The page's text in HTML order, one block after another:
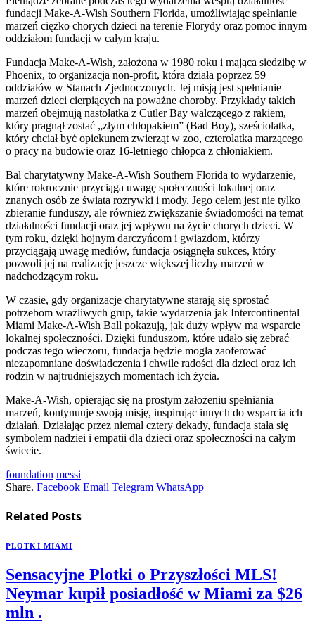
fundacji Make-A-Wish Southern Florida, umożliwiając spełnianie
marzeń ciężko chorych dzieci na terenie Florydy oraz pomoc innym
oddziałom fundacji w całym kraju.
Fundacja Make-A-Wish, założona w 1980 roku i mająca siedzibę w
Phoenix, to organizacja non-profit, która działa poprzez 59
oddziałów w Stanach Zjednoczonych. Jej misją jest spełnianie
marzeń dzieci cierpiących na poważne choroby. Przykłady takich
marzeń obejmują nastolatka z Cutler Bay walczącego z rakiem,
który pragnął zostać „złym chłopakiem” (Bad Boy), sześciolatka,
który chciał być opiekunem zwierząt w zoo, czterolatka marzącego
o pracy na budowie oraz 16-letniego chłopca z chłoniakiem.
Bal charytatywny Make-A-Wish Southern Florida to wydarzenie,
które rokrocznie przyciąga uwagę społeczności lokalnej oraz
znanych osób ze świata rozrywki i mody. Jego celem jest nie tylko
zbieranie funduszy, ale również zwiększanie świadomości na temat
działalności fundacji oraz jej wpływu na życie chorych dzieci. W
tym roku, dzięki hojnym darczyńcom i gwiazdom, którzy
przyciągają uwagę mediów, fundacja osiągnęła sukces, który
pozwoli jej na realizację jeszcze większej liczby marzeń w
nadchodzącym roku.
W czasie, gdy organizacje charytatywne starają się sprostać
potrzebom wrażliwych grup, takie wydarzenia jak Intercontinental
Miami Make-A-Wish Ball pokazują, jak duży wpływ ma wsparcie
lokalnej społeczności. Dzięki funduszom, które udało się zebrać
podczas tego wieczoru, fundacja będzie mogła zaoferować
niezapomniane doświadczenia i chwile radości dla dzieci oraz ich
rodzin w najtrudniejszych momentach ich życia.
Make-A-Wish, opierając się na prostym założeniu spełniania
marzeń, kontynuuje swoją misję, inspirując innych do wsparcia ich
działań. Działając przez niemal cztery dekady, fundacja stała się
symbolem nadziei i empatii dla dzieci oraz społeczności na całym
świecie.
foundation messi
Share. Facebook Email Telegram WhatsApp
Related Posts
PLOTKI MIAMI
Sensacyjne Plotki o Przyszłości MLS!
Neymar kupił posiadłość w Miami za $26
mln .